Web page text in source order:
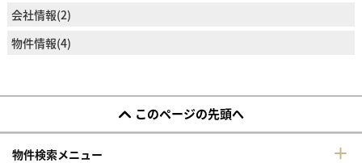
会社情報(2)
物件情報(4)
このページの先頭へ
物件検索メニュー